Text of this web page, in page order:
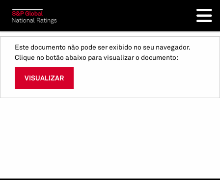
Este documento não pode ser exibido no seu navegador.
Clique no botão abaixo para visualizar o documento:
VISUALIZAR